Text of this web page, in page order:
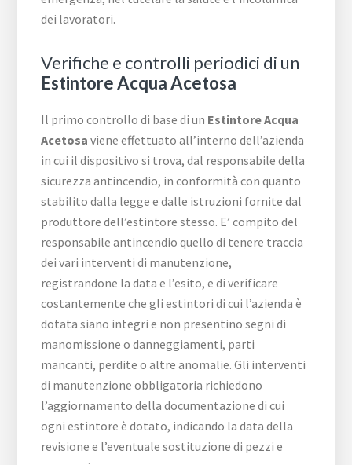
dei lavoratori.
Verifiche e controlli periodici di un
Estintore Acqua Acetosa
Il primo controllo di base di un Estintore Acqua
Acetosa viene effettuato all’interno dell’azienda
in cui il dispositivo si trova, dal responsabile della
sicurezza antincendio, in conformità con quanto
stabilito dalla legge e dalle istruzioni fornite dal
produttore dell’estintore stesso. E’ compito del
responsabile antincendio quello di tenere traccia
dei vari interventi di manutenzione,
registrandone la data e l’esito, e di verificare
costantemente che gli estintori di cui l’azienda è
dotata siano integri e non presentino segni di
manomissione o danneggiamenti, parti
mancanti, perdite o altre anomalie. Gli interventi
di manutenzione obbligatoria richiedono
l’aggiornamento della documentazione di cui
ogni estintore è dotato, indicando la data della
revisione e l’eventuale sostituzione di pezzi e